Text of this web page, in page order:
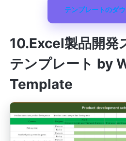
テンプレートのダ
10.Excel製品開発
テンプレート by
Template